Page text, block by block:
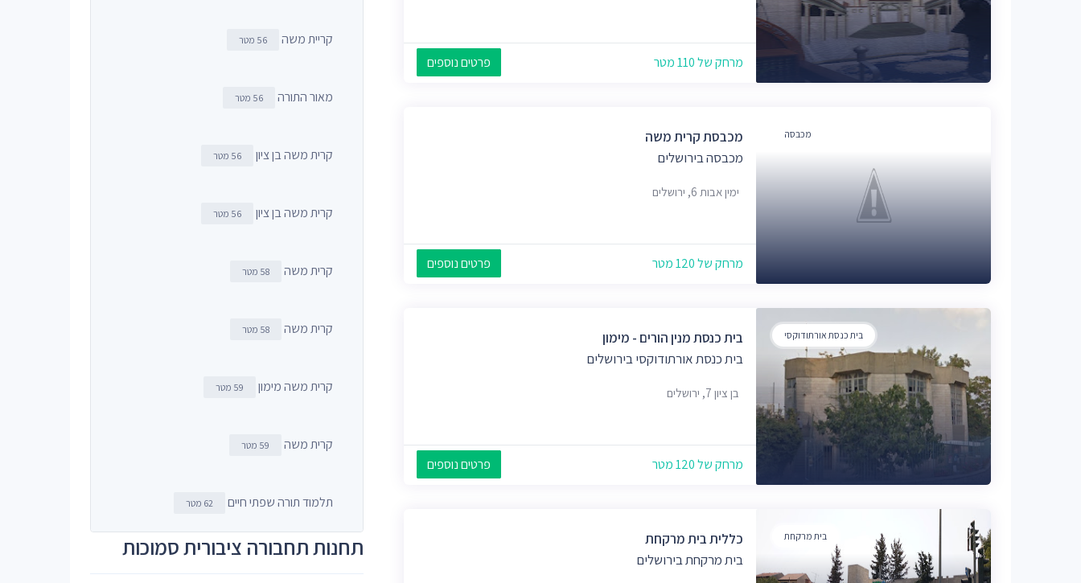
מרחק של 110 מטר פרטים נוספים
מכבסה
מכבסת קרית משה
מכבסה בירושלים
ימין אבות 6, ירושלים
מרחק של 120 מטר פרטים נוספים
בית כנסת אורתודוקסי
בית כנסת מנין הורים - מימון
בית כנסת אורתודוקסי בירושלים
בן ציון 7, ירושלים
מרחק של 120 מטר פרטים נוספים
בית מרקחת
כללית בית מרקחת
בית מרקחת בירושלים
קריית משה 56 מטר
מאור התורה 56 מטר
קרית משה בן ציון 56 מטר
קרית משה בן ציון 56 מטר
קרית משה 58 מטר
קרית משה 58 מטר
קרית משה מימון 59 מטר
קרית משה 59 מטר
תלמוד תורה שפתי חיים 62 מטר
תחנות תחבורה ציבורית סמוכות